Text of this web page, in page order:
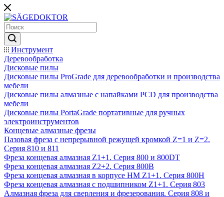
Инструмент
Деревообработка
Дисковые пилы
Дисковые пилы ProGrade для деревообработки и производства
мебели
Дисковые пилы алмазные с напайками PCD для производства
мебели
Дисковые пилы PortaGrade портативные для ручных
электроинструментов
Концевые алмазные фрезы
Пазовая фреза с непрерывной режущей кромкой Z=1 и Z=2.
Серия 810 и 811
Фреза концевая алмазная Z1+1. Серия 800 и 800DT
Фреза концевая алмазная Z2+2. Серия 800B
Фреза концевая алмазная в корпусе НМ Z1+1. Серия 800H
Фреза концевая алмазная с подшипником Z1+1. Серия 803
Алмазная фреза для сверления и фрезерования. Серия 808 и